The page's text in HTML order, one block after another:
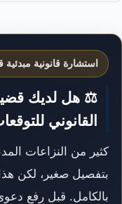
استشارة قانونية مبدئية
⚖️ هل لديك
القانوني
كثير من النزاعات
بتفصيل صغير، لكن
بالكامل. قبل رفع